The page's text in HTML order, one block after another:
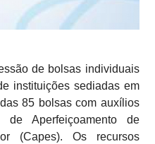
de bolsas individuais
instituições sediadas em
85 bolsas com auxílios
de Aperfeiçoamento de
(Capes). Os recursos